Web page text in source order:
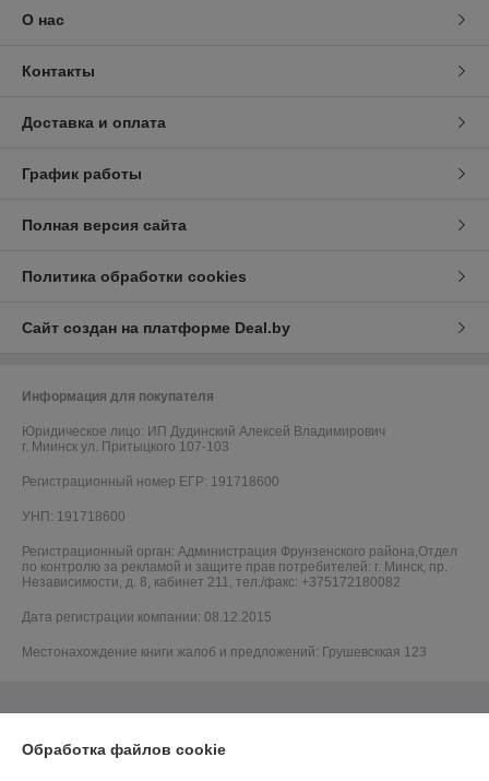
О нас
Контакты
Доставка и оплата
График работы
Полная версия сайта
Политика обработки cookies
Сайт создан на платформе Deal.by
Информация для покупателя
Юридическое лицо: ИП Дудинский Алексей Владимирович
г. Миинск ул. Притыцкого 107-103
Регистрационный номер ЕГР: 191718600
УНП: 191718600
Регистрационный орган: Администрация Фрунзенского района,Отдел
по контролю за рекламой и защите прав потребителей: г. Минск, пр.
Независимости, д. 8, кабинет 211, тел./факс: +375172180082
Дата регистрации компании: 08.12.2015
Местонахождение книги жалоб и предложений: Грушевсккая 123
Обработка файлов cookie